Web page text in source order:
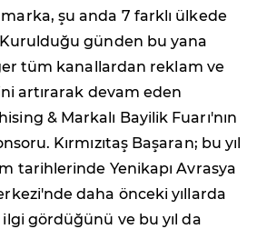
şu anda 7 farklı ülkede
Kurulduğu günden bu yana
tüm kanallardan reklam ve
artırarak devam eden
& Markalı Bayilik Fuarı'nın
Kırmızıtaş Başaran; bu yıl
tarihlerinde Yenikapı Avrasya
daha önceki yıllarda
gördüğünü ve bu yıl da